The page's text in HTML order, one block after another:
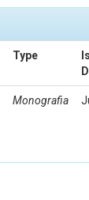
Type
Monografia